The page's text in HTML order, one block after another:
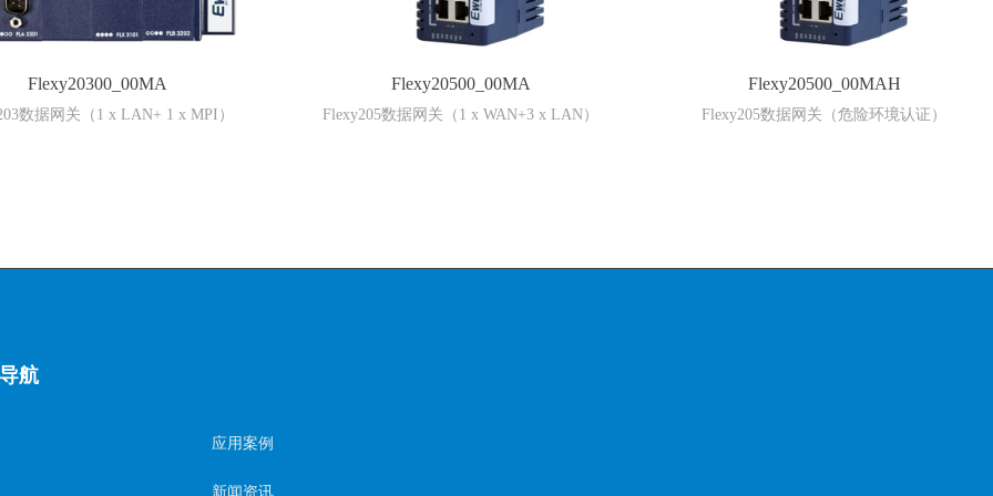
Flexy20300_00MA
数据网关（1 x LAN+ 1 x MPI）
Flexy20500_00MA
Flexy205数据网关（1 x WAN+3 x LAN）
Flexy20500_00MAH
Flexy205数据网关（危险环境认证）
航
应用案例
新闻资讯